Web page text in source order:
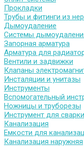
Прокладки
Трубы и фитинги из
Дымоудаление
Системы
Запорная арматура
Арматура для
Вентили и задвижки
Клапаны
Инсталяции и унитазы
Инструменты
Вспомогательный
Ножницы и труборезы
Инструмент для
Канализация
Емкости для
Канализация наружняя